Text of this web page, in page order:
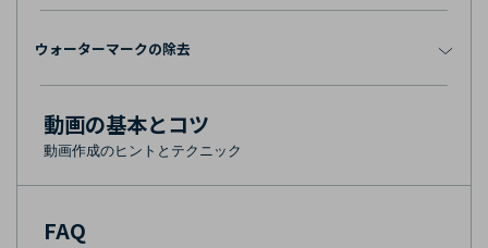
ウォーターマークの除去
動画の基本とコツ
動画作成のヒントとテクニック
FAQ